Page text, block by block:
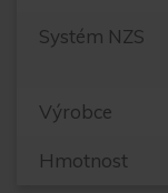
Systém NZS
Výrobce
Hmotnost